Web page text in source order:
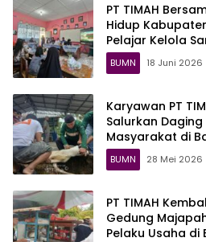
PT TIMAH
Hidup
Pelajar Kelola
Kreatif
BUMN 18 Juni 2026
Karyawan PT
Salurkan
Masyarakat di
BUMN 28 Mei 2026
PT TIMAH
Gedung
Pelaku Usaha di